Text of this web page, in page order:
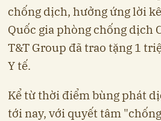
chống dịch, hưởng ứng lời
Quốc gia phòng chống dịch
T&T Group đã trao tặng 1
Y tế.
Kể từ thời điểm bùng phát
tới nay, với quyết tâm